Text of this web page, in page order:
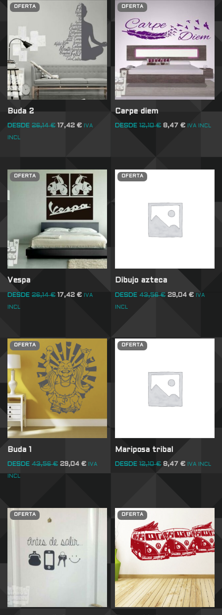
OFERTA
Buda 2
DESDE 26,14€ 17,42 € IVA
INCL
OFERTA
Carpe diem
DESDE 12,10€ 8,47€ IVA INCL
OFERTA
Vespa
DESDE 26,14€ 17,42 € IVA
INCL
OFERTA
Dibujo azteca
DESDE 43,56€ 29,04€ IVA
INCL
OFERTA
Buda 1
DESDE 43,56€ 29,04 € IVA
INCL
OFERTA
Mariposa tribal
DESDE 12,10€ 8,47€ IVA INCL
OFERTA OFERTA